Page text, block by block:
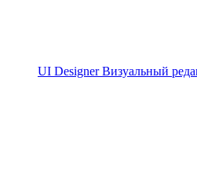
UI Designer Визуальный